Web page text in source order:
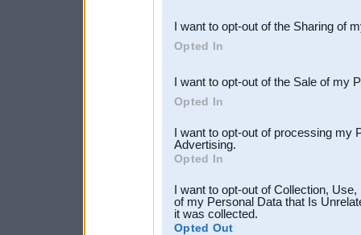
Downstream Participants
third parties.
I want to opt-out of the Sharing of
Opted In
I want to opt-out of the Sale of my
Opted In
I want to opt-out of processing my
Advertising.
Opted In
I want to opt-out of Collection,
of my Personal Data that Is
it was collected.
Opted Out